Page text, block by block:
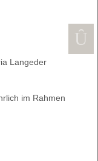
Langeder
im Rahmen